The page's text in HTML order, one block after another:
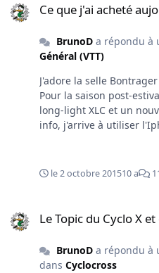
Ce que j'ai acheté
BrunoDa répondu à
Général (VTT)
J'adore la selle
Pour la saison post-
long-light XLC et un
info, j'arrive à utiliser
le 2 octobre 201510 a
Le Topic du Cyclo X
BrunoDa répondu à
dans Cyclocross